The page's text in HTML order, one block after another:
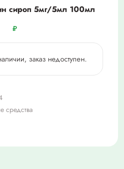
сироп 5мг/5мл 100мл
₽
заказ недоступен.
средства